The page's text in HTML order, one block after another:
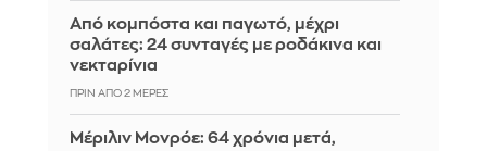
Από κομπόστα και παγωτό, μέχρι
σαλάτες: 24 συνταγές με ροδάκινα και
νεκταρίνια
ΠΡΙΝ ΑΠΌ 2 ΜΈΡΕΣ
Μέριλιν Μονρόε: 64 χρόνια μετά,